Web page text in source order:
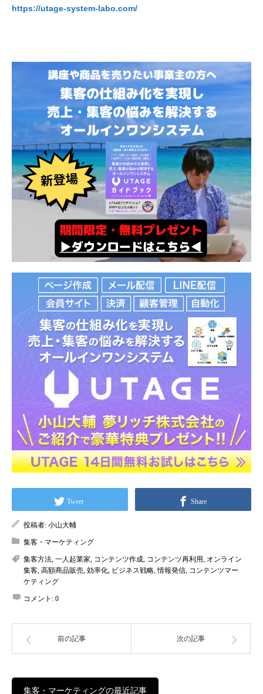
https://utage-system-labo.com/
Tweet Share
投稿者: 小山大輔
集客・マーケティング
集客方法, 一人起業家, コンテンツ作成, コンテンツ再利用, オンライン
集客, 高額商品販売, 効率化, ビジネス戦略,情報発信, コンテンツマー
ケティング
コメント: 0
前の記事 次の記事
集客・マーケティングの最近記事